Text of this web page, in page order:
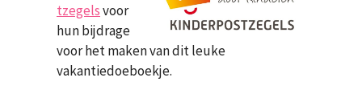
tzegelsvoor
hun bijdrage
voor het maken van dit leuke
vakantiedoeboekje.